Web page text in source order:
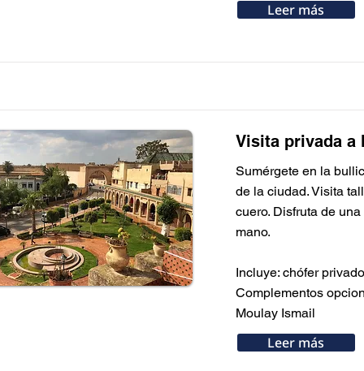
Leer más
Visita privada a
Sumérgete en la
de la ciudad. Visita
cuero. Disfruta de
mano.
Incluye: chófer
Complementos
Moulay Ismail
Leer más